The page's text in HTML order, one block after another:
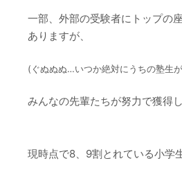
一部、外部の受験者にトップの
ありますが、
(ぐぬぬぬ…いつか絶対にうちの塾生
みんなの先輩たちが努力で獲得
現時点で8、9割とれている小学